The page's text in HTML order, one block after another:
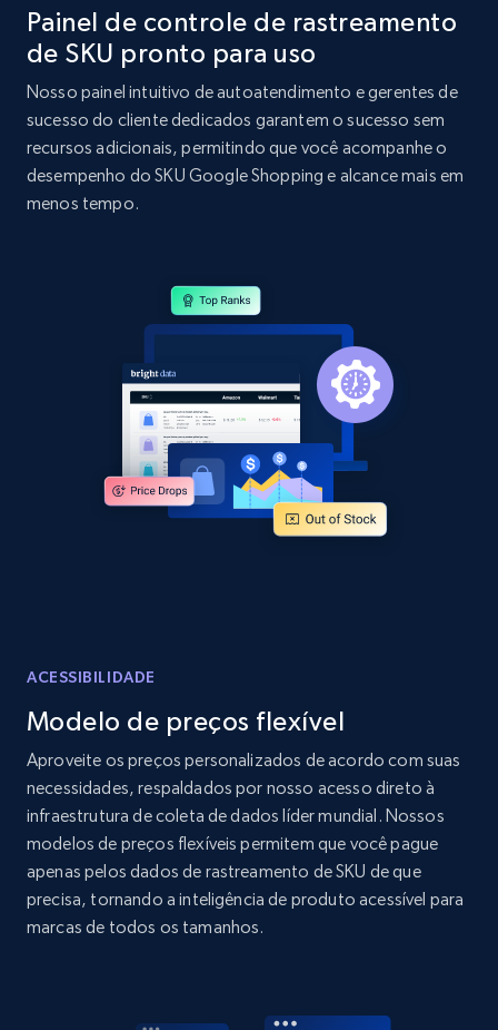
Home Depot US - Discovery products by
URL, Domain, Country code, Model number,
Sku, Product id, Product name, Manufacturer,
and more.
Amazon products global dataset
Title, Seller name, Brand, Description, Initial
price, Currency, Availability, Reviews count, and
2.1K+ 375+ Comece agora
price, Currency, Availability, Reviews count, and
2.1K+ 375+ Comece agora
Amazon products global dataset -
Collecting products by keyword search
Title, Seller name, Brand, Description, Initial
Painel de controle de rastreamento
de SKU pronto para uso
Nosso painel intuitivo de autoatendimento e gerentes de
sucesso do cliente dedicados garantem o sucesso sem
recursos adicionais, permitindo que você acompanhe o
desempenho do SKU Google Shopping e alcance mais em
menos tempo.
ACESSIBILIDADE
Modelo de preços flexível
Aproveite os preços personalizados de acordo com suas
necessidades, respaldados por nosso acesso direto à
infraestrutura de coleta de dados líder mundial. Nossos
modelos de preços flexíveis permitem que você pague
apenas pelos dados de rastreamento de SKU de que
precisa, tornando a inteligência de produto acessível para
marcas de todos os tamanhos.